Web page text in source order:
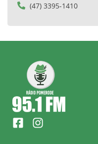
(47) 3395-1410
F
a
I
n